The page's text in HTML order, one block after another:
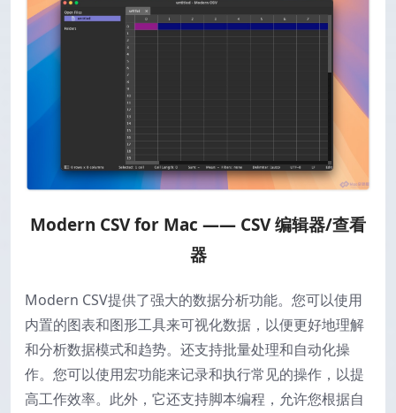
Modern CSV for Mac —— CSV 编辑器/查看
器
Modern CSV提供了强大的数据分析功能。您可以使用
内置的图表和图形工具来可视化数据，以便更好地理解
和分析数据模式和趋势。还支持批量处理和自动化操
作。您可以使用宏功能来记录和执行常见的操作，以提
高工作效率。此外，它还支持脚本编程，允许您根据自